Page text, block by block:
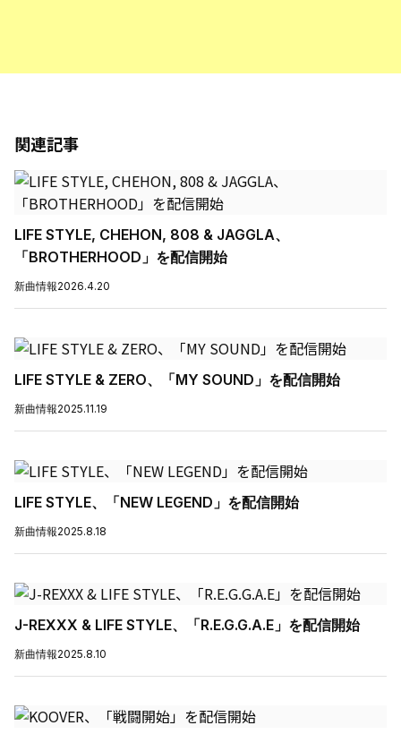
関連記事
LIFE STYLE, CHEHON, 808 & JAGGLA、
「BROTHERHOOD」を配信開始
新曲情報2026.4.20
LIFE STYLE & ZERO、「MY SOUND」を配信開始
新曲情報2025.11.19
LIFE STYLE、「NEW LEGEND」を配信開始
新曲情報2025.8.18
J-REXXX & LIFE STYLE、「R.E.G.G.A.E」を配信開始
新曲情報2025.8.10